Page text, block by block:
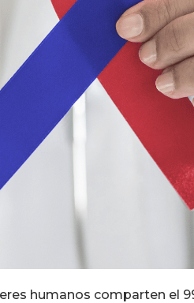
humanos comparten el